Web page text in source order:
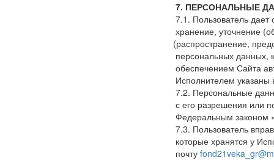
7. ПЕРСОНАЛЬНЫЕ
7.1. Пользователь
хранение, уточнение
(распространение,
персональных данных,
обеспечением Сайта
Исполнителем указаны
7.2. Персональные
с его разрешения или
Федеральным законом
7.3. Пользователь
которые хранятся у
почту